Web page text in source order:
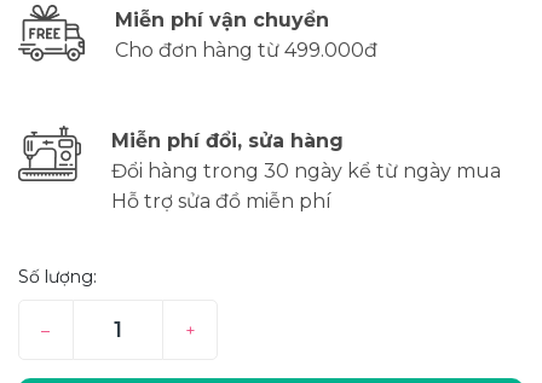
Miễn phí vận chuyển
Cho đơn hàng từ 499.000đ
Miễn phí đổi, sửa hàng
Đổi hàng trong 30 ngày kể từ ngày mua
Hỗ trợ sửa đồ miễn phí
Số lượng:
– +